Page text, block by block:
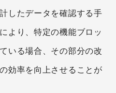
したデータを確認する手
より、特定の機能ブロッ
いる場合、その部分の改
効率を向上させることが